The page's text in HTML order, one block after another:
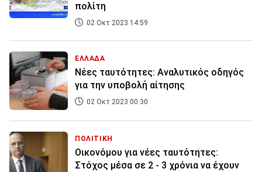
πολίτη
02 Οκτ 2023 14:59
ΕΛΛΑΔΑ
Nέες ταυτότητες: Αναλυτικός οδηγός
για την υποβολή αίτησης
02 Οκτ 2023 00:30
ΠΟΛΙΤΙΚΗ
Οικονόμου για νέες ταυτότητες:
Στόχος μέσα σε 2 - 3 χρόνια να έχουν